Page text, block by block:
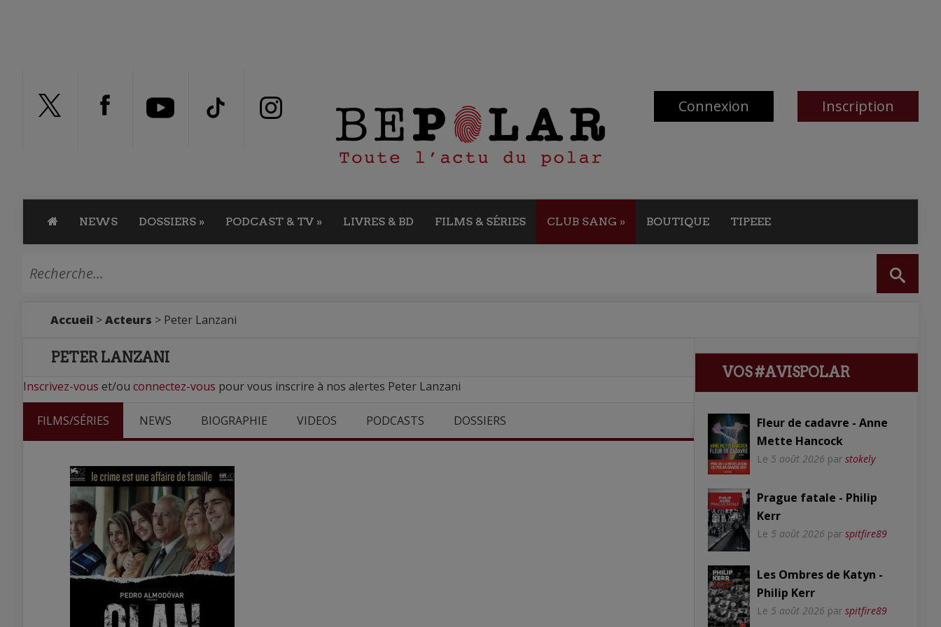
Connexion Inscription
NEWS DOSSIERS » PODCAST & TV » LIVRES & BD FILMS & SÉRIES CLUB SANG » BOUTIQUE TIPEEE
Accueil >Acteurs > Peter Lanzani
PETER LANZANI
Inscrivez-vous et/ou connectez-vous pour vous inscrire à nos alertes Peter Lanzani
FILMS/SÉRIES NEWS BIOGRAPHIE VIDEOS PODCASTS DOSSIERS
VOS #AVISPOLAR
Fleur de cadavre - Anne
Mette Hancock
Le 5 août 2026 par stokely
Prague fatale - Philip
Kerr
Le 5 août 2026 par spitfire89
Les Ombres de Katyn -
Philip Kerr
Le 5 août 2026 par spitfire89